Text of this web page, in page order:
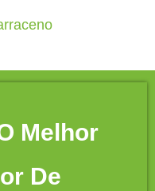
Melhor
De